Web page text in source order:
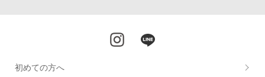
初めての方へ